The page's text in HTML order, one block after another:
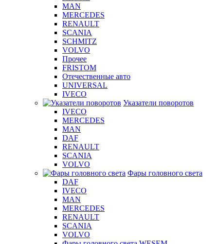
MAN
MERCEDES
RENAULT
SCANIA
SCHMITZ
VOLVO
Прочее
FRISTOM
Отечественные авто
UNIVERSAL
IVECO
Указатели поворотов
IVECO
MERCEDES
MAN
DAF
RENAULT
SCANIA
VOLVO
Фары головного света
DAF
IVECO
MAN
MERCEDES
RENAULT
SCANIA
VOLVO